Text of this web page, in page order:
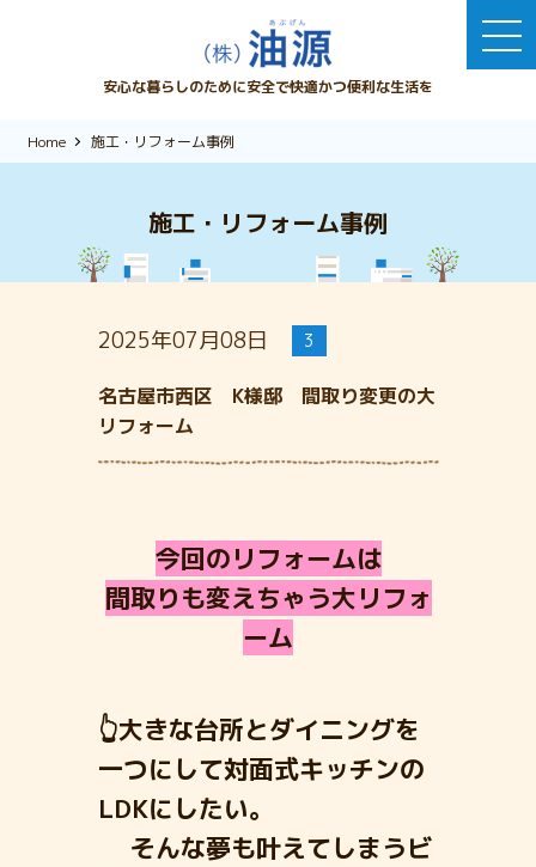
安心な暮らしのために安全で快適かつ便利な生活を
Home 施工・リフォーム事例
施工・リフォーム事例
2025年07月08日 3
名古屋市西区 K様邸 間取り変更の大
リフォーム
今回のリフォームは
間取りも変えちゃう大リフォ
ーム
👆大きな台所とダイニングを
一つにして対面式キッチンの
LDKにしたい。
そんな夢も叶えてしまうビ